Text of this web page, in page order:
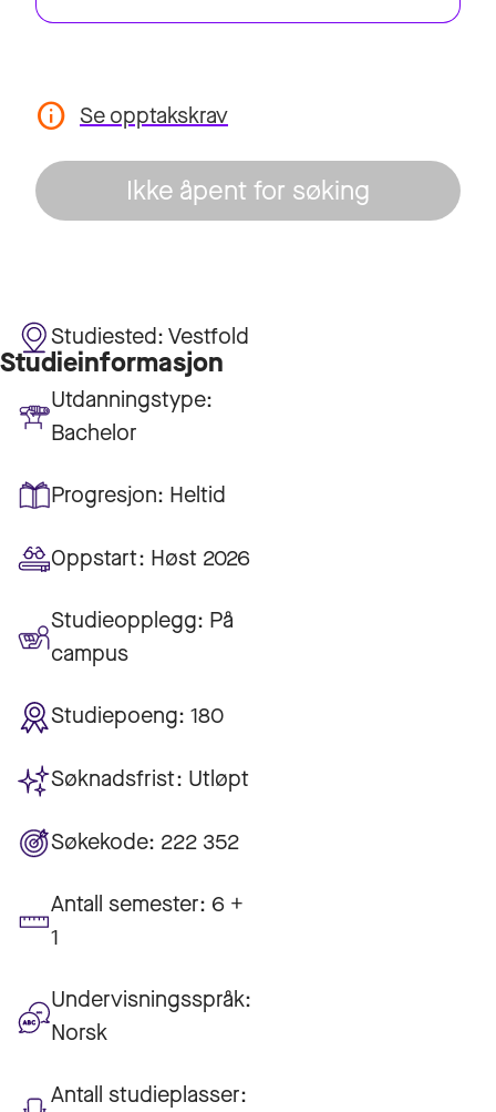
Se opptakskrav
Ikke åpent for søking
Studieinformasjon
Studiested:Vestfold
Utdanningstype:
Bachelor
Progresjon: Heltid
Oppstart: Høst 2026
Studieopplegg: På
campus
Studiepoeng: 180
Søknadsfrist: Utløpt
Søkekode: 222 352
Antall semester: 6 +
1
Undervisningsspråk:
Norsk
Antall studieplasser: